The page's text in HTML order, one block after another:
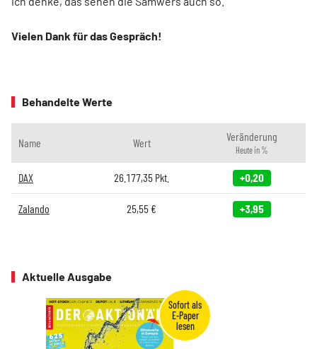
Vielen Dank für das Gespräch!
Behandelte Werte
Name Wert Veränderung
Heute in %
DAX 26.177,35 Pkt. +0,20
Zalando 25,55 € +3,95
Aktuelle Ausgabe